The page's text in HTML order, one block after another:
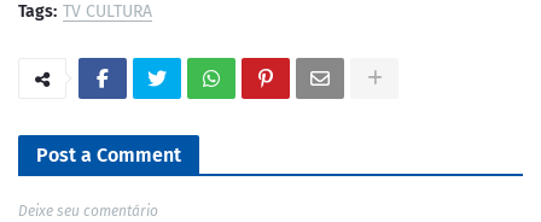
Tags: TV CULTURA
Post a Comment
Deixe seu comentário